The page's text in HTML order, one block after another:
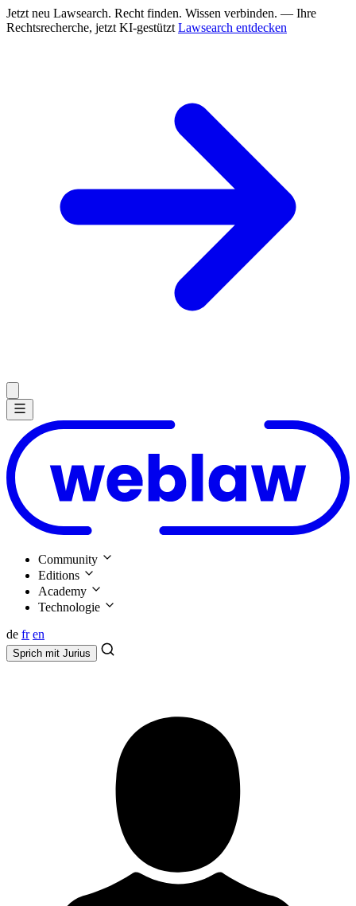
Jetzt neu Lawsearch. Recht finden. Wissen verbinden. — Ihre
Rechtsrecherche, jetzt KI-gestützt Lawsearch entdecken
Community
Editions
Academy
Technologie
de fr en
Sprich mit Jurius